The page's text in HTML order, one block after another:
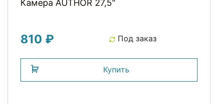
Камера AUTHOR 27,5"
810 ₽ Под заказ
Купить